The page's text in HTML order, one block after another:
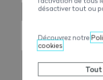
Remarque
désactiver tout ou
Découvrez notre
cookies